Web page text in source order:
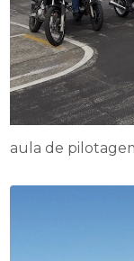
aula de